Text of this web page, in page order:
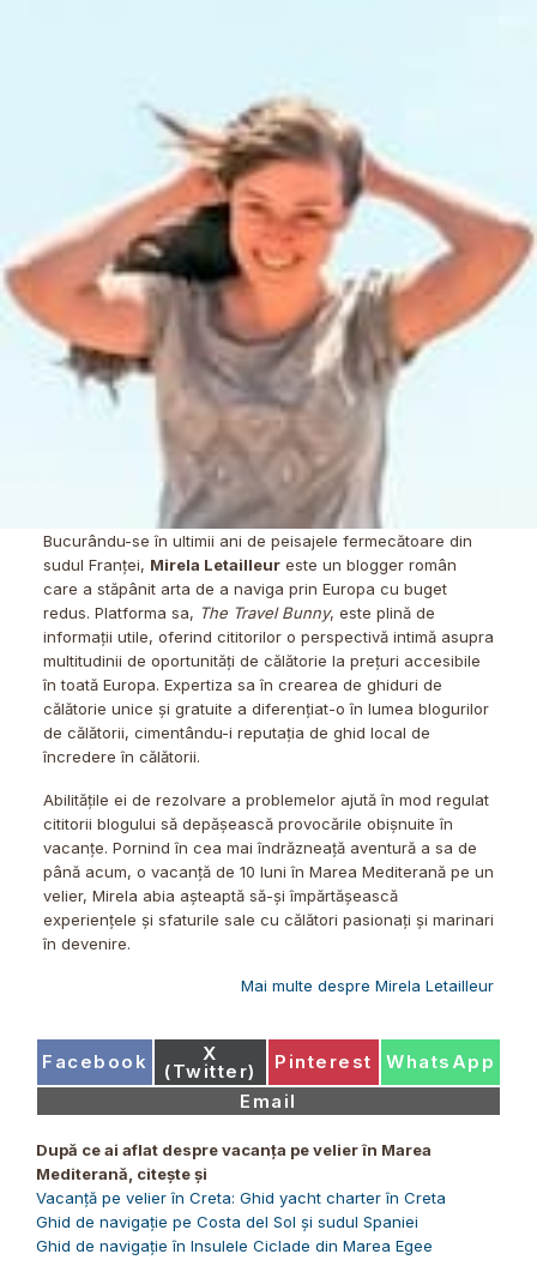
Bucurându-se în ultimii ani de peisajele fermecătoare din
sudul Franței, Mirela Letailleureste un blogger român
care a stăpânit arta de a naviga prin Europa cu buget
redus. Platforma sa, The Travel Bunny, este plină de
informații utile, oferind cititorilor o perspectivă intimă asupra
multitudinii de oportunități de călătorie la prețuri accesibile
în toată Europa. Expertiza sa în crearea de ghiduri de
călătorie unice și gratuite a diferențiat-o în lumea blogurilor
de călătorii, cimentându-i reputația de ghid local de
încredere în călătorii.
Abilitățile ei de rezolvare a problemelor ajută în mod regulat
cititorii blogului să depășească provocările obișnuite în
vacanțe. Pornind în cea mai îndrăzneață aventură a sa de
până acum, o vacanță de 10 luni în Marea Mediterană pe un
velier, Mirela abia așteaptă să-și împărtășească
experiențele și sfaturile sale cu călători pasionați și marinari
în devenire.
Mai multe despre Mirela Letailleur
Share
Facebook Share
on
X
(Twitter) Share
Pinterest Share
WhatsApp
Share
on
Email
După ce ai aflat despre vacanța pe velier în Marea
Mediterană, citește și
Vacanță pe velier în Creta: Ghid yacht charter în Creta
Ghid de navigație pe Costa del Sol și sudul Spaniei
Ghid de navigație în Insulele Ciclade din Marea Egee